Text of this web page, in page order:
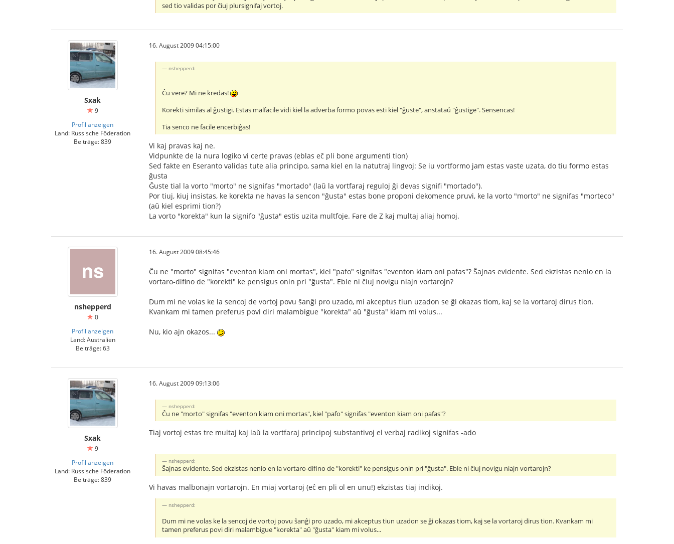
sed tio validas por ĉiuj plursignifaj vortoj.
Sxak
9
Profil anzeigen
Land: Russische Föderation
Beiträge: 839
16. August 2009 04:15:00
nshepperd:
Ĉu vere? Mi ne kredas!
Korekti similas al ĝustigi. Estas malfacile vidi kiel la adverba formo povas esti kiel "ĝuste", anstataŭ "ĝustige". Sensencas!
Tia senco ne facile encerbiĝas!
Vi kaj pravas kaj ne.
Vidpunkte de la nura logiko vi certe pravas (eblas eĉ pli bone argumenti tion)
Sed fakte en Eseranto validas tute alia principo, sama kiel en la natutraj lingvoj: Se iu vortformo jam estas vaste uzata, do tiu formo estas
ĝusta
Ĝuste tial la vorto "morto" ne signifas "mortado" (laŭ la vortfaraj reguloj ĝi devas signifi "mortado").
Por tiuj, kiuj insistas, ke korekta ne havas la sencon "ĝusta" estas bone proponi dekomence pruvi, ke la vorto "morto" ne signifas "morteco"
(aŭ kiel esprimi tion?)
La vorto "korekta" kun la signifo "ĝusta" estis uzita multfoje. Fare de Z kaj multaj aliaj homoj.
nshepperd
0
Profil anzeigen
Land: Australien
Beiträge: 63
16. August 2009 08:45:46
Ĉu ne "morto" signifas "eventon kiam oni mortas", kiel "pafo" signifas "eventon kiam oni pafas"? Ŝajnas evidente. Sed ekzistas nenio en la
vortaro-difino de "korekti" ke pensigus onin pri "ĝusta". Eble ni ĉiuj novigu niajn vortarojn?
Dum mi ne volas ke la sencoj de vortoj povu ŝanĝi pro uzado, mi akceptus tiun uzadon se ĝi okazas tiom, kaj se la vortaroj dirus tion.
Kvankam mi tamen preferus povi diri malambigue "korekta" aŭ "ĝusta" kiam mi volus...
Nu, kio ajn okazos...
Sxak
9
Profil anzeigen
Land: Russische Föderation
Beiträge: 839
16. August 2009 09:13:06
nshepperd:
Ĉu ne "morto" signifas "eventon kiam oni mortas", kiel "pafo" signifas "eventon kiam oni pafas"?
Tiaj vortoj estas tre multaj kaj laŭ la vortfaraj principoj substantivoj el verbaj radikoj signifas -ado
nshepperd:
Ŝajnas evidente. Sed ekzistas nenio en la vortaro-difino de "korekti" ke pensigus onin pri "ĝusta". Eble ni ĉiuj novigu niajn vortarojn?
Vi havas malbonajn vortarojn. En miaj vortaroj (eĉ en pli ol en unu!) ekzistas tiaj indikoj.
nshepperd:
Dum mi ne volas ke la sencoj de vortoj povu ŝanĝi pro uzado, mi akceptus tiun uzadon se ĝi okazas tiom, kaj se la vortaroj dirus tion. Kvankam mi
tamen preferus povi diri malambigue "korekta" aŭ "ĝusta" kiam mi volus...